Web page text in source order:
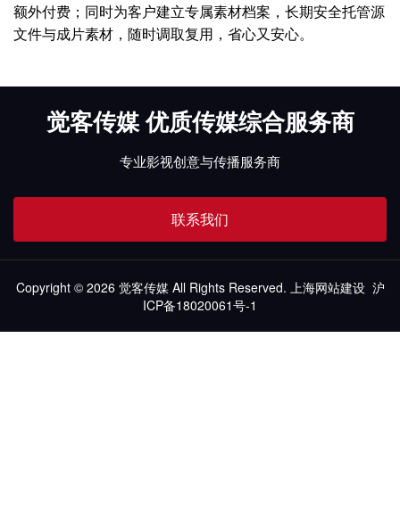
额外付费；同时为客户建立专属素材档案，长期安全托管源
文件与成片素材，随时调取复用，省心又安心。
觉客传媒 优质传媒综合服务商
专业影视创意与传播服务商
联系我们
Copyright © 2026 觉客传媒 All Rights Reserved. 上海网站建设 沪
ICP备18020061号-1